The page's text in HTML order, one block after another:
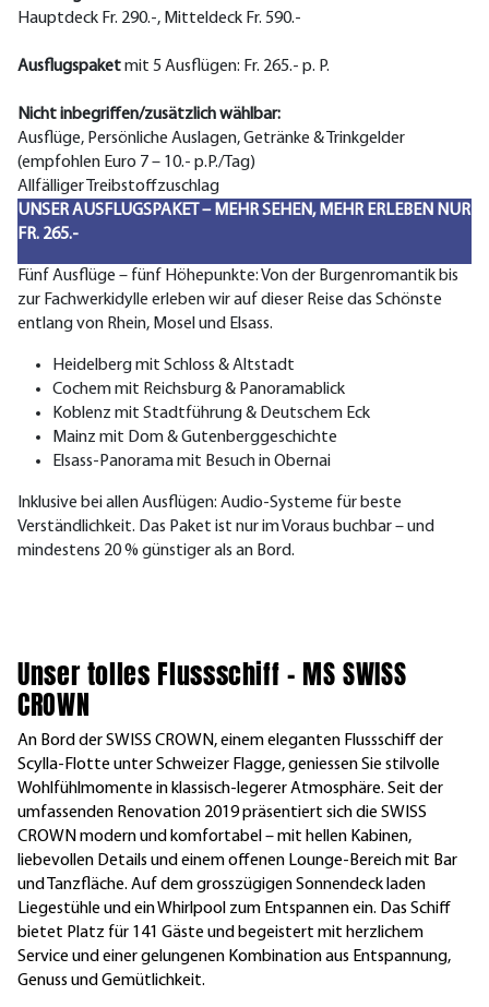
Hauptdeck Fr. 290.-, Mitteldeck Fr. 590.-
Ausflugspaketmit 5 Ausflügen: Fr. 265.- p. P.
Nicht inbegriffen/zusätzlich wählbar:
Ausflüge, Persönliche Auslagen, Getränke & Trinkgelder
(empfohlen Euro 7 – 10.- p.P./Tag)
Allfälliger Treibstoffzuschlag
UNSER AUSFLUGSPAKET – MEHR SEHEN, MEHR ERLEBEN NUR
FR. 265.-
Fünf Ausflüge – fünf Höhepunkte: Von der Burgenromantik bis
zur Fachwerkidylle erleben wir auf dieser Reise das Schönste
entlang von Rhein, Mosel und Elsass.
Heidelberg mit Schloss & Altstadt
Cochem mit Reichsburg & Panoramablick
Koblenz mit Stadtführung & Deutschem Eck
Mainz mit Dom & Gutenberggeschichte
Elsass-Panorama mit Besuch in Obernai
Inklusive bei allen Ausflügen: Audio-Systeme für beste
Verständlichkeit. Das Paket ist nur im Voraus buchbar – und
mindestens 20 % günstiger als an Bord.
Unser tolles Flussschiff – MS SWISS
CROWN
An Bord der SWISS CROWN, einem eleganten Flussschiff der
Scylla-Flotte unter Schweizer Flagge, geniessen Sie stilvolle
Wohlfühlmomente in klassisch-legerer Atmosphäre. Seit der
umfassenden Renovation 2019 präsentiert sich die SWISS
CROWN modern und komfortabel – mit hellen Kabinen,
liebevollen Details und einem offenen Lounge-Bereich mit Bar
und Tanzfläche. Auf dem grosszügigen Sonnendeck laden
Liegestühle und ein Whirlpool zum Entspannen ein. Das Schiff
bietet Platz für 141 Gäste und begeistert mit herzlichem
Service und einer gelungenen Kombination aus Entspannung,
Genuss und Gemütlichkeit.